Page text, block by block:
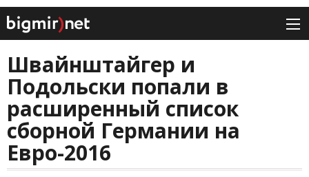
Швайнштайгер и
Подольски попали в
расширенный список
сборной Германии на
Евро-2016